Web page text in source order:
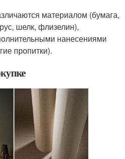
материалом (бумага,
шелк, флизелин),
нанесениями
пропитки).